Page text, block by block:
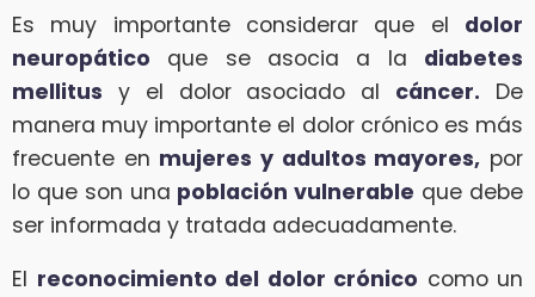
Es muy importante considerar que el dolor
neuropático que se asocia a la diabetes
mellitus y el dolor asociado al cáncer. De
manera muy importante el dolor crónico es más
frecuente en mujeres y adultos mayores, por
lo que son una población vulnerable que debe
ser informada y tratada adecuadamente.
El reconocimiento del dolor crónico como un